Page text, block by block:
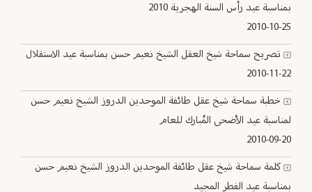
بمناسبة عيد رأس السنة الهجرية 2010
2010-10-25
تصريح سماحة شيخ العقل الشيخ نعيم حسن بمناسبة عيد الاستقلال
2010-11-22
خطبة سماحة شيخ عقل طائفة الموحدين الدروز الشيخ نعيم حسن
لمناسبة عيد الأضحى المُبارك للعام
2010-09-20
كلمة سماحة شيخ عقل طائفة الموحدين الدروز الشيخ نعيم حسن
بمناسبة عيد الفطر المجيد